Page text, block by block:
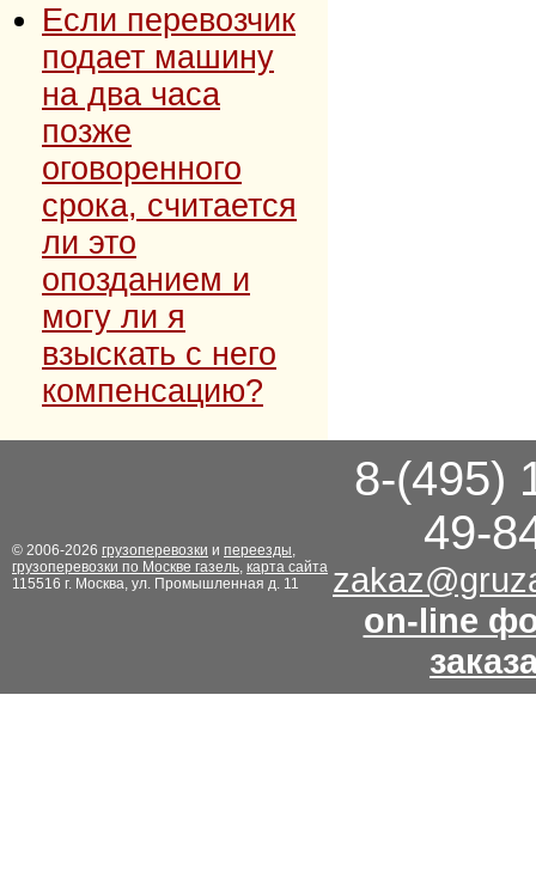
Если перевозчик
подает машину
на два часа
позже
оговоренного
срока, считается
ли это
опозданием и
могу ли я
взыскать с него
компенсацию?
© 2006-2026 грузоперевозки и переезды,
грузоперевозки по Москве газель, карта сайта
115516 г. Москва, ул. Промышленная д. 11
8-(495)
49-
on-line